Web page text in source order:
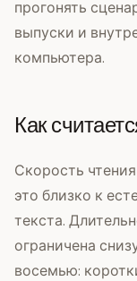
прогонять
выпуски и
компьютера.
Как
Скорость
это близко к
текста.
ограничена
восемью: